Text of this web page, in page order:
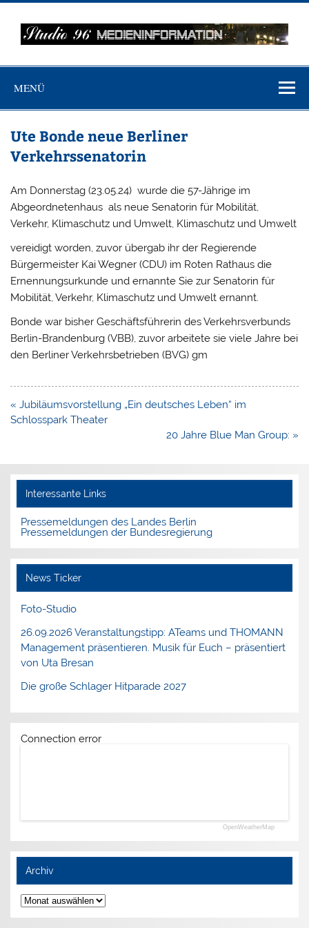
Zum
springen
MEDIENINFO-
BERLIN
MENÜ
Ute Bonde neue Berliner
Verkehrssenatorin
Am Donnerstag (23.05.24) wurde die 57-Jährige im
Abgeordnetenhaus als neue Senatorin für Mobilität,
Verkehr, Klimaschutz und Umwelt, Klimaschutz und Umwelt
vereidigt worden, zuvor übergab ihr der Regierende
Bürgermeister Kai Wegner (CDU) im Roten Rathaus die
Ernennungsurkunde und ernannte Sie zur Senatorin für
Mobilität, Verkehr, Klimaschutz und Umwelt ernannt.
Bonde war bisher Geschäftsführerin des Verkehrsverbunds
Berlin-Brandenburg (VBB), zuvor arbeitete sie viele Jahre bei
den Berliner Verkehrsbetrieben (BVG) gm
Beitragsnavigation
« Jubiläumsvorstellung „Ein deutsches Leben“ im
Schlosspark Theater
20 Jahre Blue Man Group: »
Interessante Links
Pressemeldungen des Landes Berlin
Pressemeldungen der Bundesregierung
News Ticker
Foto-Studio
26.09.2026 Veranstaltungstipp: ATeams und THOMANN
Management präsentieren. Musik für Euch – präsentiert
von Uta Bresan
Die große Schlager Hitparade 2027
Connection error
OpenWeatherMap
Archiv
Archiv